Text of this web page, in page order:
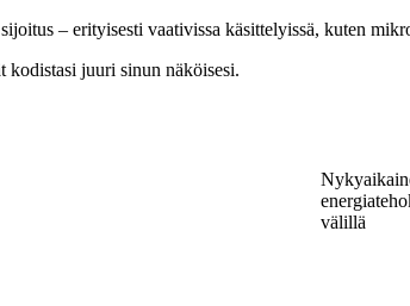
– erityisesti vaativissa käsittelyissä, kuten
kodistasi juuri sinun näköisesi.
välillä